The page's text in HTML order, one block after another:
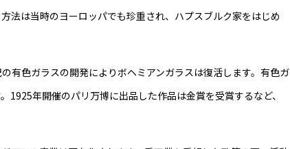
法は当時のヨーロッパでも珍重され、ハプスブルク家をはじめ
有色ガラスの開発によりボヘミアンガラスは復活します。有色ガ
年開催のパリ万博に出品した作品は金賞を受賞するなど、